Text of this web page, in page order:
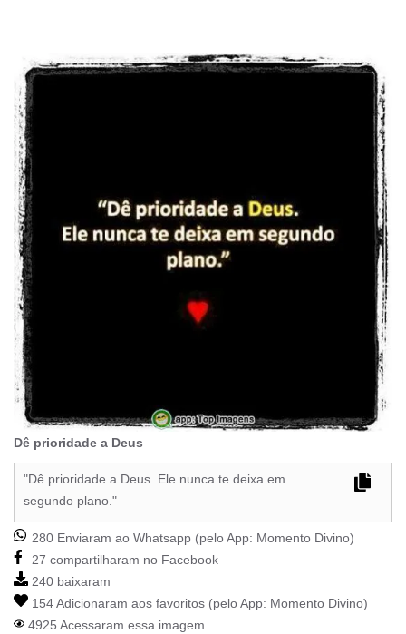
Dê prioridade a Deus
"Dê prioridade a Deus. Ele nunca te deixa em
segundo plano."
280 Enviaram ao Whatsapp (pelo App: Momento Divino)
27 compartilharam no Facebook
240 baixaram
154 Adicionaram aos favoritos (pelo App: Momento Divino)
4925 Acessaram essa imagem